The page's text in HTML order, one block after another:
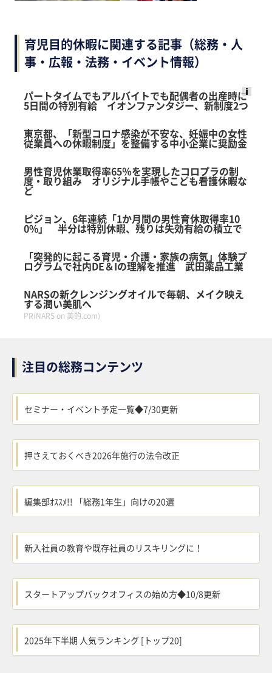
育児目的休暇に関連する記事（総務・人
事・広報・法務・イベント情報）
Ads
logly
パートタイムでもアルバイトでも配偶者の出産時に
5日間の特別有給 イオンファンタジー、新制度2つ
東京都、「新型コロナ感染が不安な、妊娠中の女性
従業員への休暇制度」を整備する中小企業に奨励金
男性育児休業取得率65％を実現したコロプラの制
度・取り組み オリジナル手帳やこども看護休暇な
ど
ピジョン、6年連続「1か月間の男性育休取得率10
0%」 半分は特別休暇、残りは失効有給の積立で
「突発的に起こる育児・介護・家族の病気」体験プ
ログラムで社内DE＆Iの理解を推進 武田薬品工業
NARSの新クレンジングオイルで毎朝、メイク映え
する潤い美肌へ
PR(NARS on 美的.com)
注目の総務コンテンツ
セミナー・イベント予定一覧◆7/30更新
押さえておくべき2026年施行の法令改正
編集部ｵｽｽﾒ!! 「総務1年生」向けの20選
新入社員の教育や既存社員のリスキリングに！
スタートアップバックオフィスの始め方◆10/8更新
2025年下半期 人気ランキング [トップ20]